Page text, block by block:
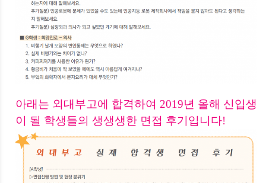
아래는 외대부고에 합격하여 2019년 올해 신입생
이 될 학생들의 생생생한 면접 후기입니다!